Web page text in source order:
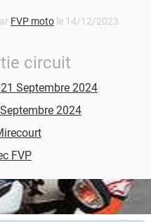
FVP motole 14/12/2023.
circuit
Septembre 2024
2024
FVP